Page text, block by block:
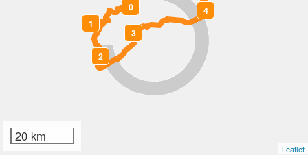
0
1
2
3
4
20 km
Leaflet